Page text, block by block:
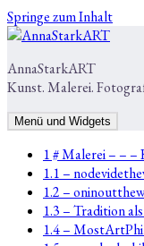
Springe zum Inhalt
AnnaStarkART
Kunst. Malerei.
Menü und Widgets
1 # Malerei – – –
1.1 –
1.2 –
1.3 – Tradition
1.4 –